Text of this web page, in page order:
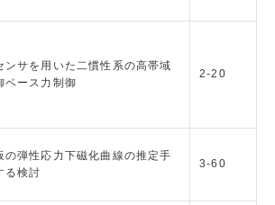
ンサを用いた二慣性系の高帯域
ベース力制御
2-20
の弾性応力下磁化曲線の推定手
る検討
3-60